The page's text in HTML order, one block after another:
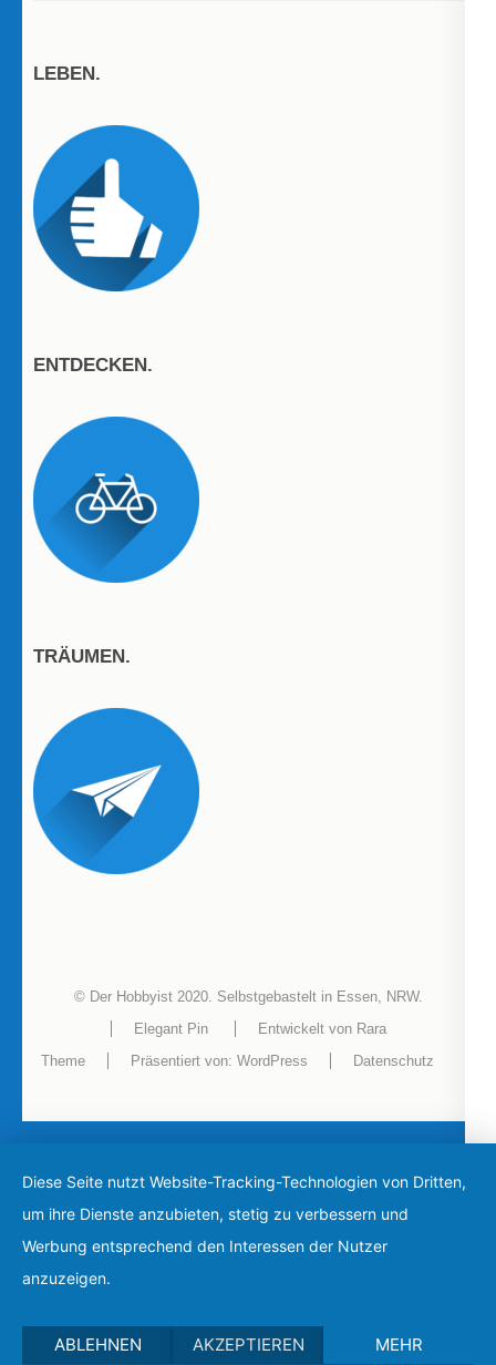
LEBEN.
ENTDECKEN.
TRÄUMEN.
© Der Hobbyist 2020. Selbstgebastelt in Essen, NRW.
Elegant Pin
Entwickelt von Rara
Theme
Präsentiert von: WordPress Datenschutz
Diese Seite nutzt Website-Tracking-Technologien von Dritten,
um ihre Dienste anzubieten, stetig zu verbessern und
Werbung entsprechend den Interessen der Nutzer
anzuzeigen.
ABLEHNEN AKZEPTIEREN MEHR